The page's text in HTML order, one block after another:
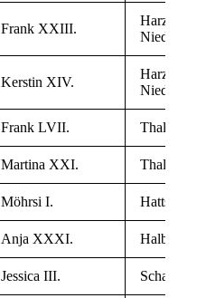
Frank XXIII.
Harz­tor OT
Kerstin XIV.
Harz­tor OT
Frank LVII. Tha­le
Mar­ti­na XXI. Tha­le
Möhr­si I. Hatts­dorf
Anja XXXI. Hal­ber­stadt
Jes­si­ca III. Scharz­feld